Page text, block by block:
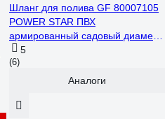
Шланг для полива GF 80007105
POWER STAR ПВХ
армированный садовый диаметр
19 мм (3/4) длина 25 м Б0059678
5
(6)
Аналоги